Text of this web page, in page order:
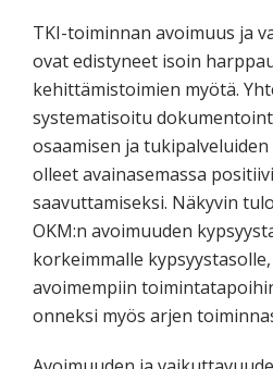
TKI-toiminnan avoimuus ja
ovat edistyneet isoin
kehittämistoimien myötä.
systematisoitu
osaamisen ja
olleet avainasemassa
saavuttamiseksi. Näkyvin
OKM:n avoimuuden
korkeimmalle
avoimempiin
onneksi myös arjen